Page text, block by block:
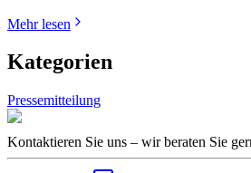
Mehr lesen
Kategorien
Pressemitteilung
Kontaktieren Sie uns – wir beraten Sie